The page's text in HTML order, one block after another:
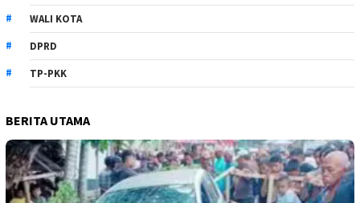
WALI KOTA
DPRD
TP-PKK
BERITA UTAMA